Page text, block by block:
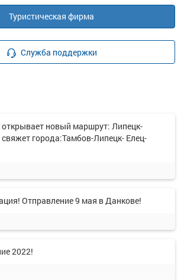
Туристическая фирма
Служба поддержки
новый маршрут: Липецк-
города:Тамбов-Липецк- Елец-
Отправление 9 мая в Данкове!
2022!